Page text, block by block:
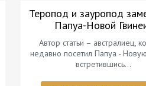
Теропод и зауропод
Папуа-Новой
Автор статьи – австралиец,
недавно посетил Папуа -
встретившись…